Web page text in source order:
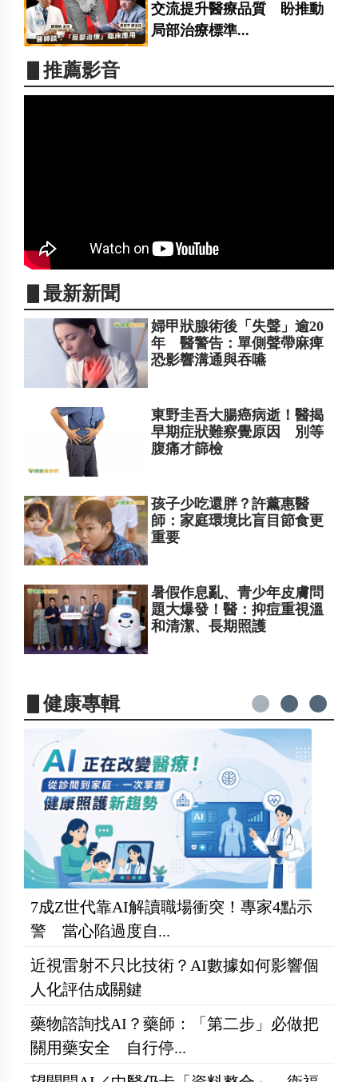
交流提升醫療品質 盼推動
局部治療標準...
▋推薦影音
▋最新新聞
婦甲狀腺術後「失聲」逾20
年 醫警告：單側聲帶麻痺
恐影響溝通與吞嚥
東野圭吾大腸癌病逝！醫揭
早期症狀難察覺原因 別等
腹痛才篩檢
孩子少吃還胖？許薰惠醫
師：家庭環境比盲目節食更
重要
暑假作息亂、青少年皮膚問
題大爆發！醫：抑痘重視溫
和清潔、長期照護
▋健康專輯
7成Z世代靠AI解讀職場衝突！專家4點示
警 當心陷過度自...
近視雷射不只比技術？AI數據如何影響個
人化評估成關鍵
藥物諮詢找AI？藥師：「第二步」必做把
關用藥安全 自行停...